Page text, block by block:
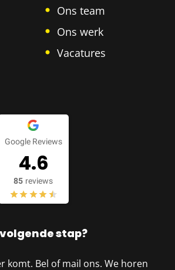
Webdesign
Webdesign
Google Reviews
4.6
85 reviews
Ons team
Ons werk
Vacatures
stap?
komt. Bel of mail ons. We horen